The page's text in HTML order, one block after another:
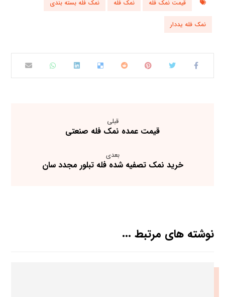
قیمت نمک فله نمک فله نمک فله بسته بندی
نمک فله یددار
قبلی
قیمت عمده نمک فله صنعتی
بعدی
خرید نمک تصفیه شده فله تبلور مجدد سان
نوشته های مرتبط ...